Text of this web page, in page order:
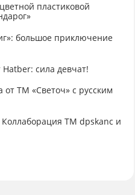
пластиковой
большое приключение
сила девчат!
ТМ «Светоч» с русским
TM dpskanc и